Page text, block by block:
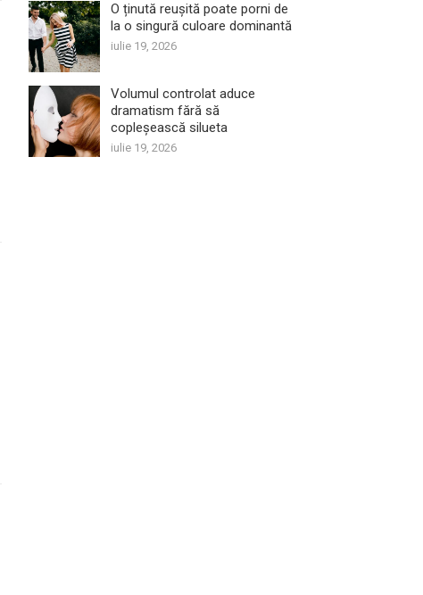
O ținută reușită poate porni de
la o singură culoare dominantă
iulie 19, 2026
Volumul controlat aduce
dramatism fără să
copleșească silueta
iulie 19, 2026